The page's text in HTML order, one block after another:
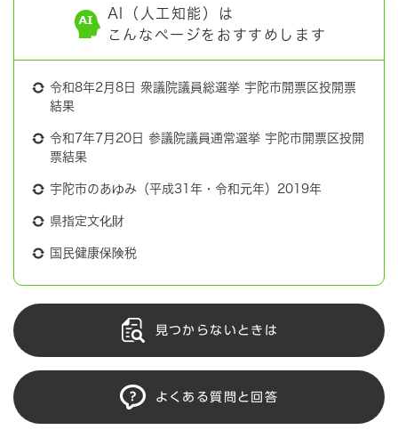
AI（人工知能）は
こんなページをおすすめします
令和8年2月8日 衆議院議員総選挙 宇陀市開票区投開票
結果
令和7年7月20日 参議院議員通常選挙 宇陀市開票区投開
票結果
宇陀市のあゆみ（平成31年・令和元年）2019年
県指定文化財
国民健康保険税
見つからないときは
よくある質問と回答